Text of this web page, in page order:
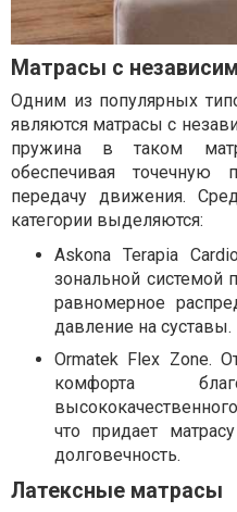
Матрасы с
Одним из популярных
являются матрасы с
пружина в таком
обеспечивая
передачу движения.
категории выделяются:
Askona Terapia
зональной системой
равномерное
давление на суставы.
Ormatek Flex Zone.
комфорта
что придает
долговечность.
Латексные матрасы